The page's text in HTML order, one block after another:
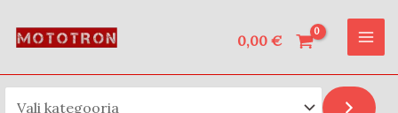
0,00 €
t
s